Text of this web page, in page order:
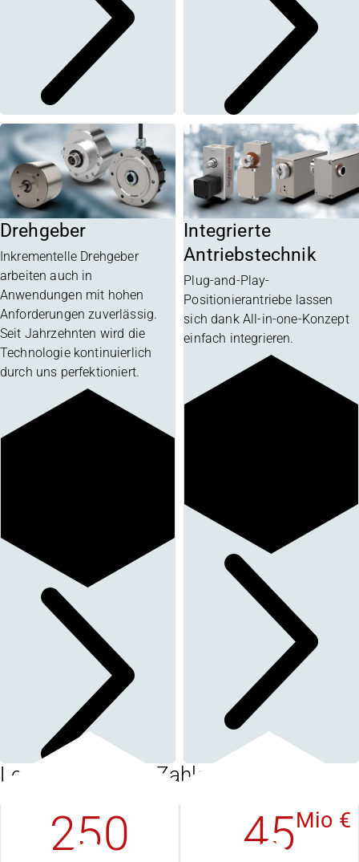
Drehgeber
Inkrementelle Drehgeber
arbeiten auch in
Anwendungen mit hohen
Anforderungen zuverlässig.
Seit Jahrzehnten wird die
Technologie kontinuierlich
durch uns perfektioniert.
Integrierte
Antriebstechnik
Plug-and-Play-
Positionierantriebe lassen
sich dank All-in-one-Konzept
einfach integrieren.
Lenord+Bauer in Zahlen
250 45Mio €